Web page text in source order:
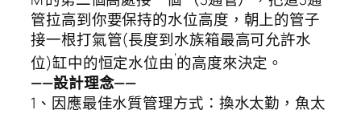
管拉高到你要保持的水位高度，朝上的管子
接一根打氣管(長度到水族箱最高可允許水
位)缸中的恒定水位由’的高度來決定。
——設計理念——
1、因應最佳水質管理方式：換水太勤，魚太